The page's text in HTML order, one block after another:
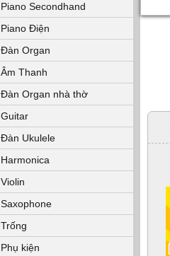
Piano Secondhand
Piano Điện
Đàn Organ
Âm Thanh
Đàn Organ nhà thờ
Guitar
Đàn Ukulele
Harmonica
Violin
Saxophone
Trống
Phụ kiện